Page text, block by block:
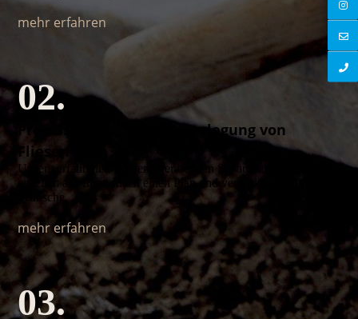
mehr erfahren
02.
Professionelle Treppenverlegung von
Fliesen Röth
Unsere erfahrenen Fliesenleger beraten Sie ausführlich,
erstellen aus Ihren Ideen einen Plan und verwirklichen Ihre
Wünsche.
mehr erfahren
03.